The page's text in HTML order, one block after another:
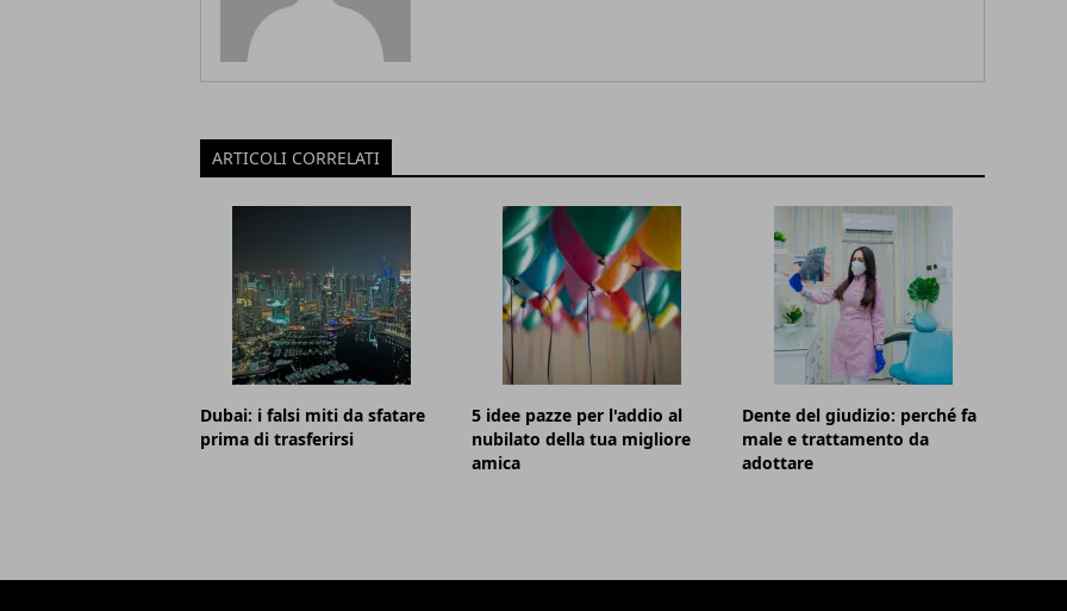
ARTICOLI CORRELATI
Dubai: i falsi miti da sfatare
prima di trasferirsi
5 idee pazze per l'addio al
nubilato della tua migliore
amica
Dente del giudizio: perché fa
male e trattamento da
adottare